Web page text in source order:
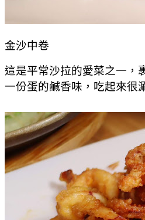
金沙中卷
這是平常沙拉的愛菜之一，
一份蛋的鹹香味，吃起來很